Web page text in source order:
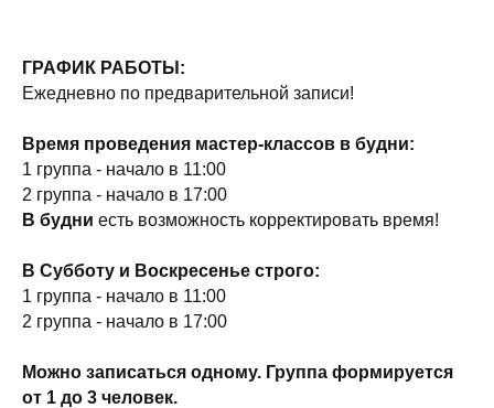
ГРАФИК РАБОТЫ:
Ежедневно по предварительной записи!
Время проведения мастер-классов в будни:
1 группа - начало в 11:00
2 группа - начало в 17:00
В будни есть возможность корректировать время!
В Субботу и Воскресенье строго:
1 группа - начало в 11:00
2 группа - начало в 17:00
Можно записаться одному. Группа формируется
от 1 до 3 человек.